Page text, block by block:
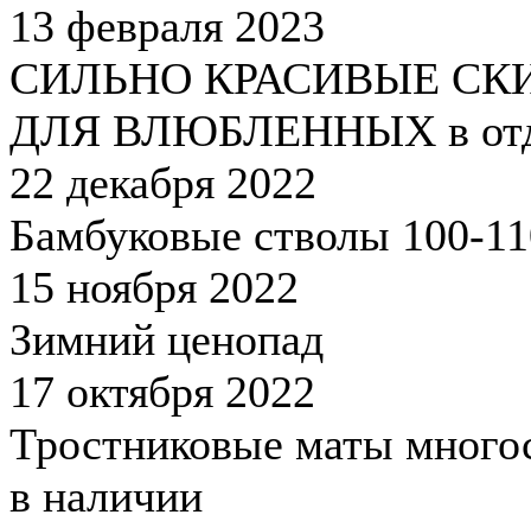
13 февраля 2023
СИЛЬНО КРАСИВЫЕ
ДЛЯ ВЛЮБЛЕННЫХ в
22 декабря 2022
Бамбуковые стволы 100-
15 ноября 2022
Зимний ценопад
17 октября 2022
Тростниковые маты
в наличии